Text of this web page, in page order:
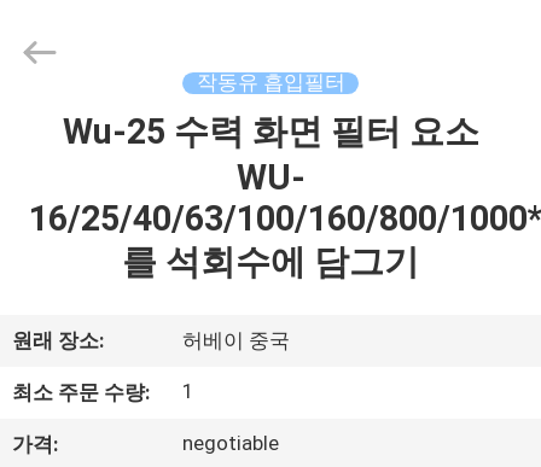
제
동
영
상
Rights
Reserved.
작동유 흡입필터
Wu-25 수력 화면 필터 요소
WU-
16/25/40/63/100/160/800/
를 석회수에 담그기
원래 장소: 허베이 중국
최소 주문 수량: 1
가격: negotiable